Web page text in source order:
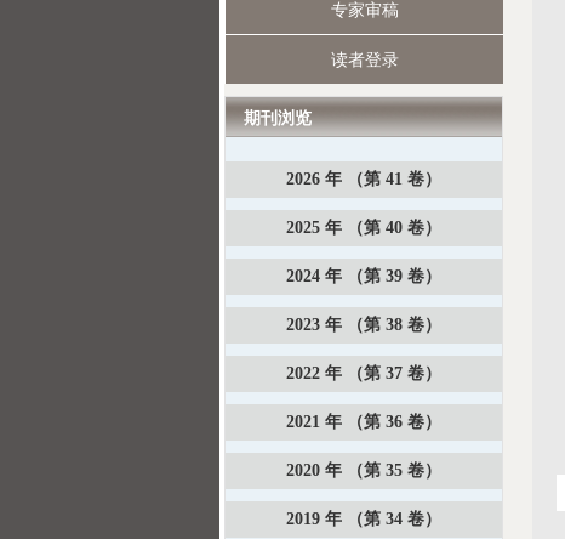
专家审稿
读者登录
期刊浏览
2026 年 （第 41 卷）
2025 年 （第 40 卷）
2024 年 （第 39 卷）
2023 年 （第 38 卷）
2022 年 （第 37 卷）
2021 年 （第 36 卷）
2020 年 （第 35 卷）
2019 年 （第 34 卷）